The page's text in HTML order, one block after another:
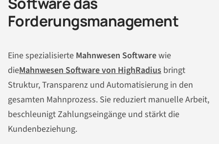
Forderungsmanagement
Eine spezialisierte Mahnwesen Softwarewie
dieMahnwesen Software von HighRadius bringt
Struktur, Transparenz und Automatisierung in den
gesamten Mahnprozess. Sie reduziert manuelle Arbeit,
beschleunigt Zahlungseingänge und stärkt die
Kundenbeziehung.